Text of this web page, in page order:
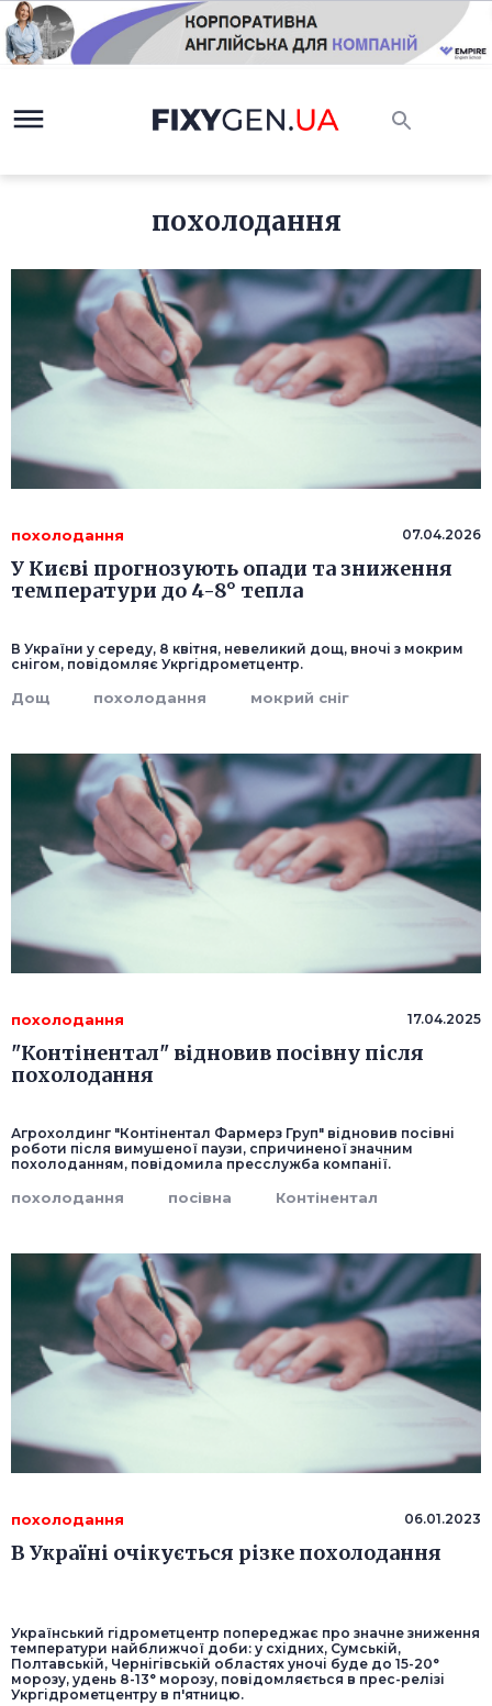
похолодання
похолодання 07.04.2026
У Києві прогнозують опади та зниження
температури до 4-8° тепла
В України у середу, 8 квітня, невеликий дощ, вночі з мокрим
снігом, повідомляє Укргідрометцентр.
Дощ похолодання мокрий сніг
похолодання 17.04.2025
"Контінентал" відновив посівну після
похолодання
Агрохолдинг "Контінентал Фармерз Груп" відновив посівні
роботи після вимушеної паузи, спричиненої значним
похолоданням, повідомила пресслужба компанії.
похолодання посівна Контінентал
похолодання 06.01.2023
В Україні очікується різке похолодання
Український гідрометцентр попереджає про значне зниження
температури найближчої доби: у східних, Сумській,
Полтавській, Чернігівській областях уночі буде до 15-20°
морозу, удень 8-13° морозу, повідомляється в прес-релізі
Укргідрометцентру в п'ятницю.